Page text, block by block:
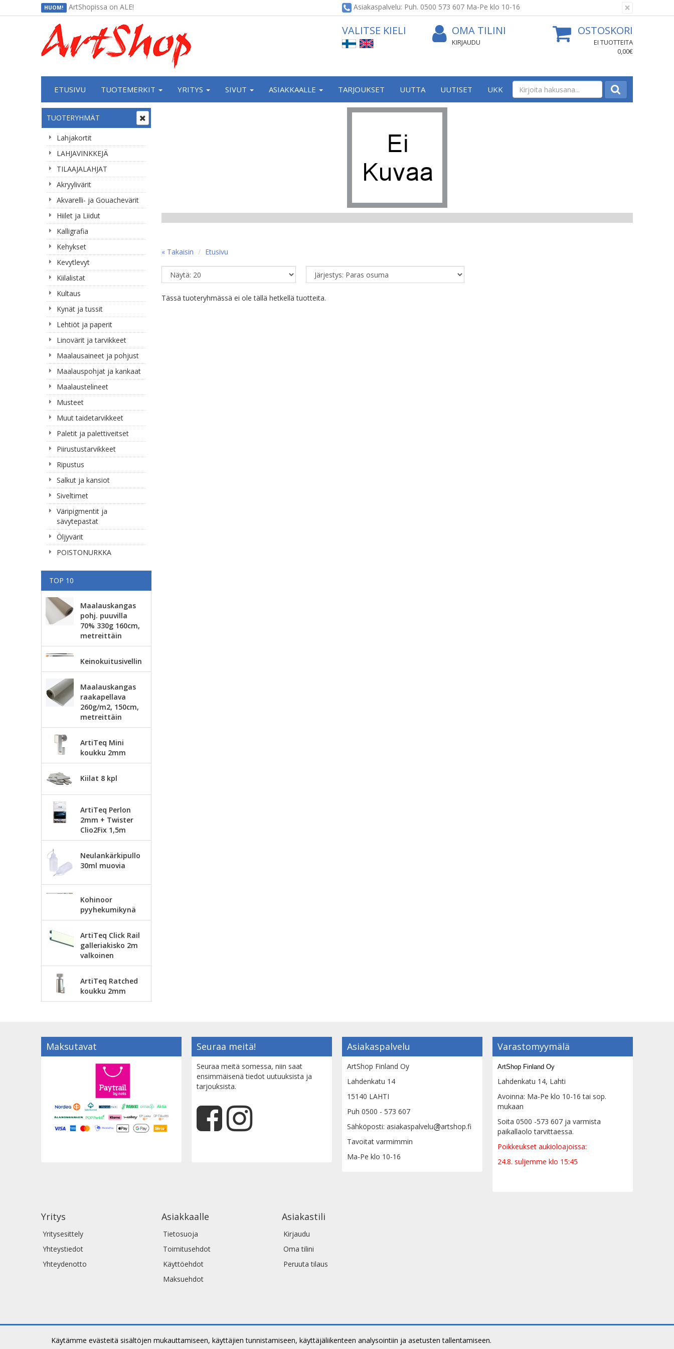
Käytämme evästeitä sisältöjen mukauttamiseen, käyttäjien tunnistamiseen, käyttäjäliikenteen analysointiin ja asetusten tallentamiseen.
HUOM! ArtShopissa on ALE! ×
Asiakaspalvelu: Puh. 0500 573 607 Ma-Pe klo 10-16
VALITSE KIELI OMA TILINI
KIRJAUDU
OSTOSKORI
EI TUOTTEITA
0,00€
ETUSIVU TUOTEMERKIT YRITYS SIVUT ASIAKKAALLE TARJOUKSET UUTTA UUTISET UKK
TUOTERYHMÄT
Lahjakortit
LAHJAVINKKEJÄ
TILAAJALAHJAT
Akryylivärit
Akvarelli- ja Gouachevärit
Hiilet ja Liidut
Kalligrafia
Kehykset
Kevytlevyt
Kiilalistat
Kultaus
Kynät ja tussit
Lehtiöt ja paperit
Linovärit ja tarvikkeet
Maalausaineet ja pohjust
Maalauspohjat ja kankaat
Maalaustelineet
Musteet
Muut taidetarvikkeet
Paletit ja palettiveitset
Piirustustarvikkeet
Ripustus
Salkut ja kansiot
Siveltimet
Väripigmentit ja
sävytepastat
Öljyvärit
POISTONURKKA
TOP 10
Maalauskangas
pohj. puuvilla
70% 330g 160cm,
metreittäin
Keinokuitusivellin
Maalauskangas
raakapellava
260g/m2, 150cm,
metreittäin
ArtiTeq Mini
koukku 2mm
Kiilat 8 kpl
ArtiTeq Perlon
2mm + Twister
Clio2Fix 1,5m
Neulankärkipullo
30ml muovia
Kohinoor
pyyhekumikynä
ArtiTeq Click Rail
galleriakisko 2m
valkoinen
ArtiTeq Ratched
koukku 2mm
« Takaisin Etusivu
Tässä tuoteryhmässä ei ole tällä hetkellä tuotteita.
Maksutavat Seuraa meitä!
Seuraa meitä somessa, niin saat
ensimmäisenä tiedot uutuuksista ja
tarjouksista.
Asiakaspalvelu
ArtShop Finland Oy
Lahdenkatu 14
15140 LAHTI
Puh 0500 - 573 607
Sähköposti: asiakaspalvelu
artshop.fi
Tavoitat varmimmin
Ma-Pe klo 10-16
Varastomyymälä
ArtShop Finland Oy
Lahdenkatu 14, Lahti
Avoinna: Ma-Pe klo 10-16 tai sop.
mukaan
Soita 0500 -573 607 ja varmista
paikallaolo tarvittaessa.
Poikkeukset aukioloajoissa:
24.8. suljemme klo 15:45
Yritys
Yritysesittely
Yhteystiedot
Yhteydenotto
Asiakkaalle
Tietosuoja
Toimitusehdot
Käyttöehdot
Maksuehdot
Asiakastili
Kirjaudu
Oma tilini
Peruuta tilaus